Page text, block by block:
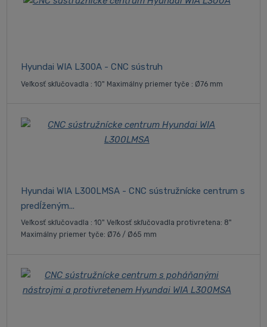
Hyundai WIA L300A - CNC sústruh
Veľkosť skľučovadla : 10" Maximálny priemer tyče : Ø76 mm
Hyundai WIA L300LMSA - CNC sústružnícke centrum s
predĺženým...
Veľkosť skľučovadla : 10" Veľkosť skľučovadla protivretena: 8"
Maximálny priemer tyče: Ø76 / Ø65 mm